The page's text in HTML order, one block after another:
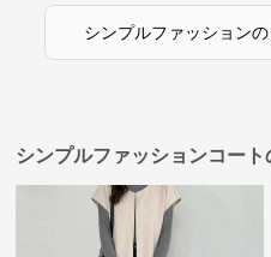
シンプルファッションの
シンプルファッションコー